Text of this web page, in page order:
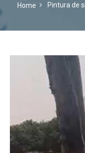
PRODUTOS
CONTATO
Home Pintura de